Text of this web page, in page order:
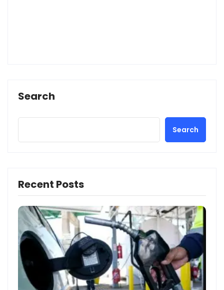
Search
Search
Recent Posts